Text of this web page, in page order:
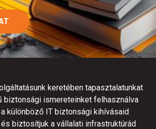
keretében tapasztalatunkat
biztonsági ismereteinket felhasználva
különböző IT biztonsági kihívásaid
biztosítjuk a vállalati infrastruktúrád